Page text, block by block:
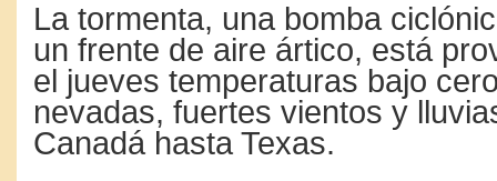
La tormenta, una bomba
un frente de aire ártico, está
el jueves temperaturas bajo
nevadas, fuertes vientos y
Canadá hasta Texas.